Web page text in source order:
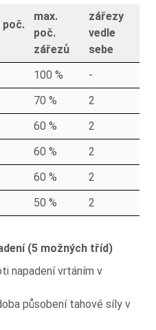
poč.
max.
poč.
zářezů
zářezy
vedle
sebe
100 %
-
70 %
2
60 %
2
60 %
2
60 %
2
50 % 2
(5 možných tříd)
napadení vrtáním v
působení tahové síly v